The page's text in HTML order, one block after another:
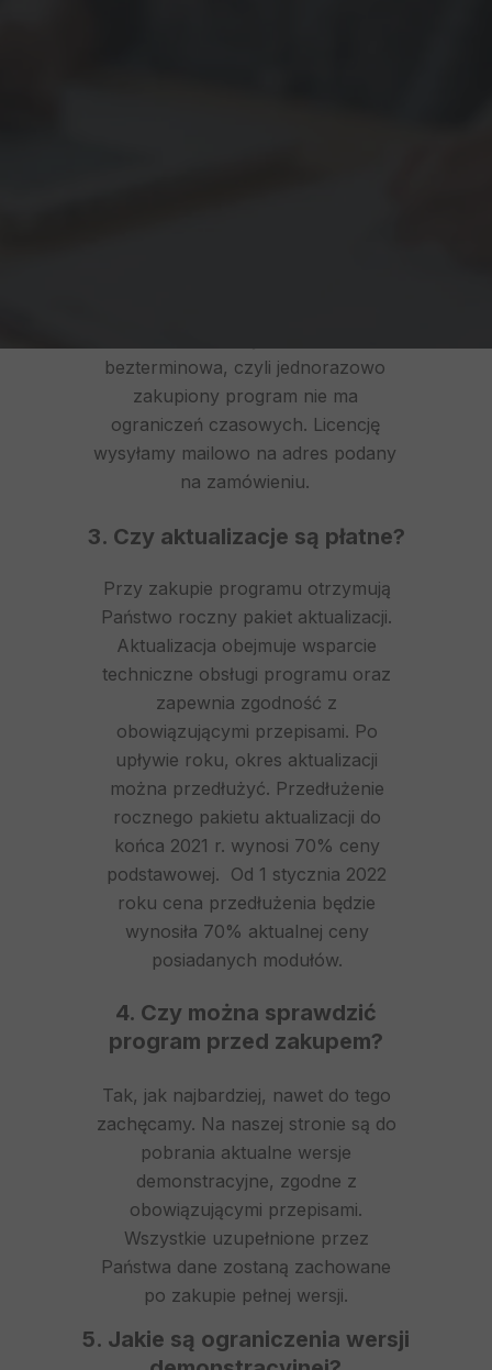
Tak, jak najbardziej, nawet do tego
zachęcamy. Na naszej stronie są do
pobrania aktualne wersje
demonstracyjne, zgodne z
obowiązującymi przepisami.
Wszystkie uzupełnione przez
Państwa dane zostaną zachowane
po zakupie pełnej wersji.
4. Czy można sprawdzić
program przed zakupem?
Przy zakupie programu otrzymują
Państwo roczny pakiet aktualizacji.
Aktualizacja obejmuje wsparcie
techniczne obsługi programu oraz
zapewnia zgodność z
obowiązującymi przepisami. Po
upływie roku, okres aktualizacji
można przedłużyć. Przedłużenie
rocznego pakietu aktualizacji do
końca 2021 r. wynosi 70% ceny
podstawowej. Od 1 stycznia 2022
roku cena przedłużenia będzie
wynosiła 70% aktualnej ceny
posiadanych modułów.
3. Czy aktualizacje są płatne?
bezterminowa, czyli jednorazowo
zakupiony program nie ma
ograniczeń czasowych. Licencję
wysyłamy mailowo na adres podany
na zamówieniu.
5. Jakie są ograniczenia wersji